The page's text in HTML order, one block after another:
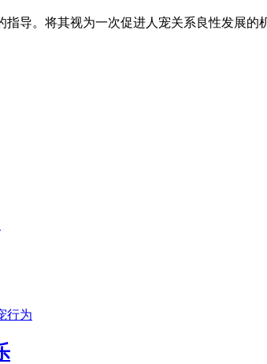
导。将其视为一次促进人宠关系良性发展的